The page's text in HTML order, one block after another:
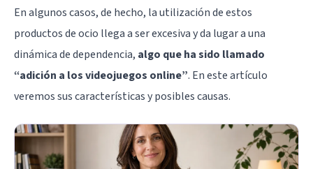
En algunos casos, de hecho, la utilización de estos
productos de ocio llega a ser excesiva y da lugar a una
dinámica de dependencia, algo que ha sido llamado
“adición a los videojuegos online”. En este artículo
veremos sus características y posibles causas.